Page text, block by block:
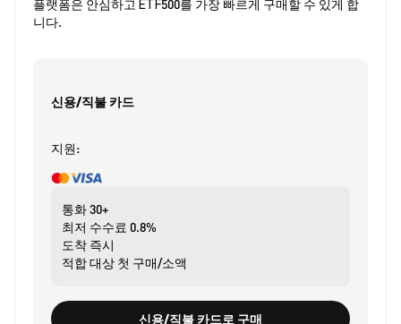
플랫폼은 안심하고 ETF500를 가장 빠르게 구매할 수 있게 합
니다.
신용/직불 카드
지원:
통화30+
최저 수수료 0.8%
도착 즉시
적합 대상 첫 구매/소액
신용/직불 카드로 구매